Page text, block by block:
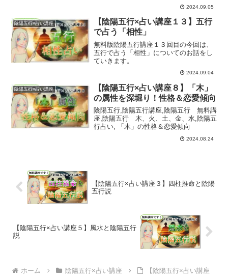
2024.09.05
陰陽五行×占い講座
【陰陽五行×占い講座１３】五行
で占う「相性」
無料版陰陽五行講座１３回目の今回は、
五行で占う「相性」についてのお話をし
ていきます。
2024.09.04
陰陽五行×占い講座
【陰陽五行×占い講座８】「木」
の属性を深堀り！性格＆恋愛傾向
陰陽五行,陰陽五行講座,陰陽五行 無料講
座,陰陽五行 木、火、土、金、水,陰陽五
行占い, 「木」の性格＆恋愛傾向
2024.08.24
【陰陽五行×占い講座３】四柱推命と陰陽
五行説
【陰陽五行×占い講座５】風水と陰陽五行
説
ホーム 陰陽五行×占い講座
【陰陽五行×占い講座